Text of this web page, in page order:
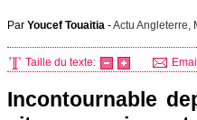
Par Youcef Touaitia -Actu Angleterre,
Taille du texte: Email
Incontournable